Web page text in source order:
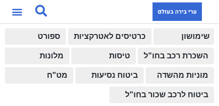
שימושון כרטיסים לאטרקציות ספורט
השכרת רכב בחו"ל טיסות מלונות
מוניות מהשדה ביטוח נסיעות מט"ח
ביטוח לרכב שכור בחו"ל